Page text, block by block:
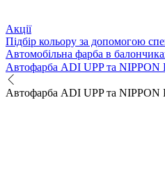
Акції
Підбір кольору за допомогою
Автомобільна фарба в
Автофарба ADI UPP та NIPPON
Автофарба ADI UPP та NIPPON